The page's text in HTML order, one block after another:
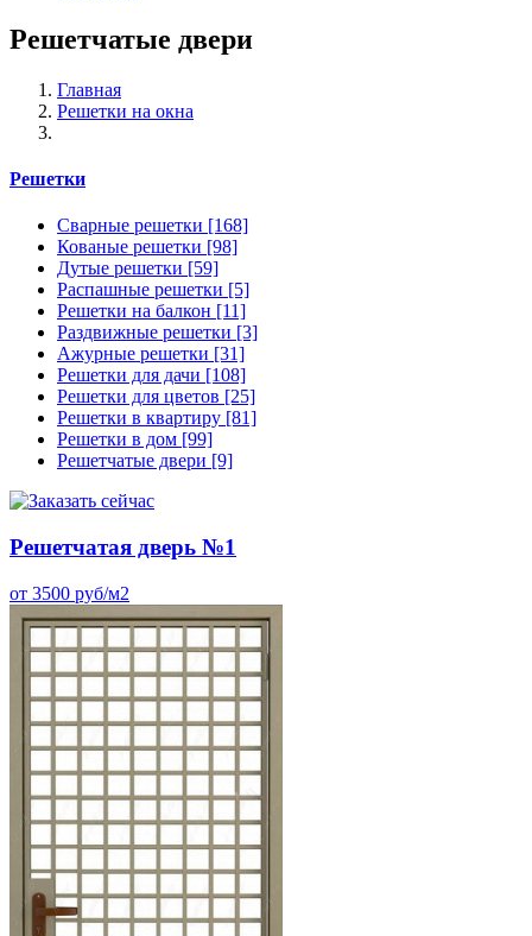
Решетчатые двери
Главная
Решетки на окна
Решетки
Сварные решетки [168]
Кованые решетки [98]
Дутые решетки [59]
Распашные решетки [5]
Решетки на балкон [11]
Раздвижные решетки [3]
Ажурные решетки [31]
Решетки для дачи [108]
Решетки для цветов [25]
Решетки в квартиру [81]
Решетки в дом [99]
Решетчатые двери [9]
Решетчатая дверь №1
от 3500 руб/м2